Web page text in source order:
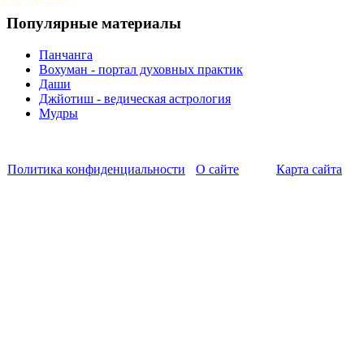
Популярные материалы
Панчанга
Вохуман - портал духовных практик
Даши
Джйотиш - ведическая астрология
Мудры
Политика конфиденциальности О сайте Карта сайта